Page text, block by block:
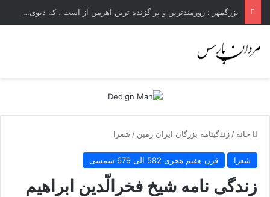
بزرگمهر : زورمندترین و پر گزنده ترین اهرمن آز است ، که دیوی است ستمکار و دیر ساز
خانه / زندگینامه بزرگان ایران زمین / شعرا
شعرا قرن هفتم هجری 582 الی 679 شمسی
زندگی نامه شیخ فخرالّدین ابراهیم